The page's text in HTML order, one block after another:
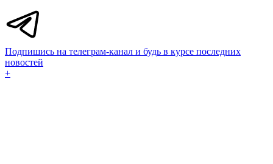
Подпишись на телеграм-канал и будь в курсе последних
новостей
+